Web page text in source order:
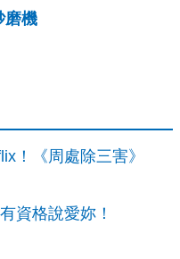
磨機
！《周處除三害》
資格說愛妳！